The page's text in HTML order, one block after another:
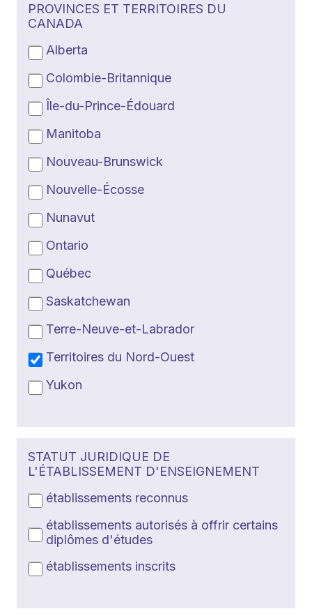
PROVINCES ET TERRITOIRES DU
CANADA
Alberta
Colombie-Britannique
Île-du-Prince-Édouard
Manitoba
Nouveau-Brunswick
Nouvelle-Écosse
Nunavut
Ontario
Québec
Saskatchewan
Terre-Neuve-et-Labrador
Territoires du Nord-Ouest
Yukon
STATUT JURIDIQUE DE
L'ÉTABLISSEMENT D'ENSEIGNEMENT
établissements reconnus
établissements autorisés à offrir certains
diplômes d'études
établissements inscrits